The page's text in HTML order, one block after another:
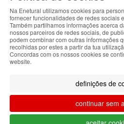
apresentadas são
08-2026.
Designed & developed by
Filtrar por
ABOUT THE COOKIES
Enetural handles information
cookies that improve the
website, facilitate sharing via
continuing to browse our site,
these cookies. For more
Privacy and Cookie Policy.
preferences in Cookie settings.
O teu carrinho
Na Enetural utilizamos cookies para
fornecer funcionalidades de redes sociais
Também partilhamos informações acerca
nossos parceiros de redes sociais, de
podem combinar com outras informações
recolhidas por estes a partir da tua
Concordas com os nossos cookies se
website.
definições de
continuar sem